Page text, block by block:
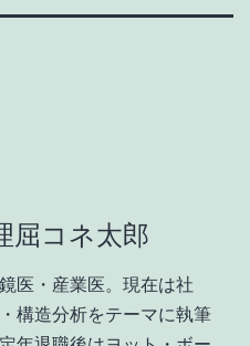
屈コネ太郎
医・産業医。現在は社
構造分析をテーマに執筆